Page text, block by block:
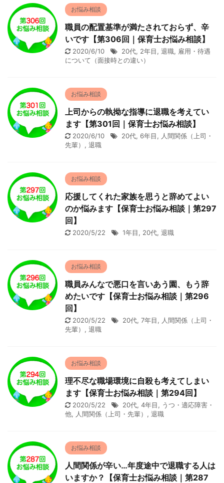
お悩み相談
職員の配置基準が満たされておらず、辛
いです【第306回｜保育士お悩み相談】
2020/6/10 20代, 2年目, 退職, 雇用・待遇
について（面接時との違い）
お悩み相談
上司からの執拗な指導に退職を考えてい
ます【第301回｜保育士お悩み相談】
2020/6/10 20代, 6年目, 人間関係（上司・
先輩） , 退職
お悩み相談
応援してくれた家族を思うと辞めてよい
のか悩みます【保育士お悩み相談｜第297
回】
2020/5/22 1年目, 20代, 退職
お悩み相談
職員みんなで悪口を言いあう園、もう辞
めたいです【保育士お悩み相談｜第296
回】
2020/5/22 20代, 7年目, 人間関係（上司・
先輩） , 退職
お悩み相談
理不尽な職場環境に自殺も考えてしまい
ます【保育士お悩み相談｜第294回】
2020/5/22 20代, 4年目, うつ・適応障害・
他, 人間関係（上司・先輩） , 退職
お悩み相談
人間関係が辛い…年度途中で退職する人は
いますか？【保育士お悩み相談｜第287